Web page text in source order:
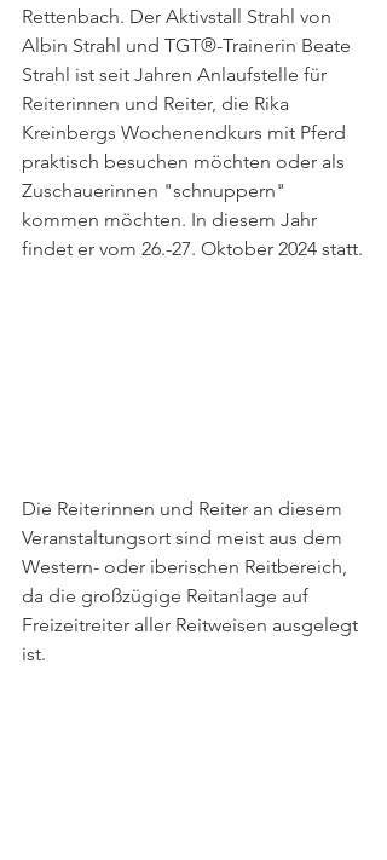
Rettenbach. Der Aktivstall Strahl von
Albin Strahl und TGT®-Trainerin Beate
Strahl ist seit Jahren Anlaufstelle für
Reiterinnen und Reiter, die Rika
Kreinbergs Wochenendkurs mit Pferd
praktisch besuchen möchten oder als
Zuschauerinnen "schnuppern"
kommen möchten. In diesem Jahr
findet er vom 26.-27. Oktober 2024 statt.
Die Reiterinnen und Reiter an diesem
Veranstaltungsort sind meist aus dem
Western- oder iberischen Reitbereich,
da die großzügige Reitanlage auf
Freizeitreiter aller Reitweisen ausgelegt
ist.